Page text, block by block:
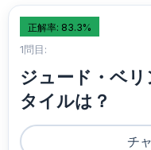
正解率: 83.3%
1問目:
ジュード・ベ
タイルは？
チ